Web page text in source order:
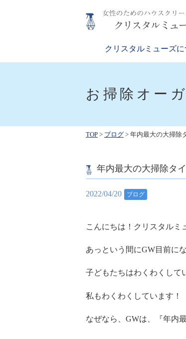
クリスタルミューズに
お掃除オー
TOP > ブログ > 年内最大の大掃除
年内最大の大掃除タ
2022/04/20 ブログ
こんにちは！クリスタルミ
あっという間にGW目前に
子どもたちはわくわくして
私もわくわくしています！
なぜなら、GWは、『年内